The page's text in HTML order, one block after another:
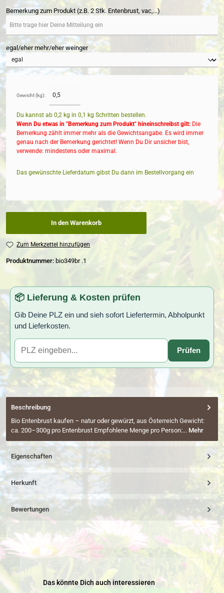
Bemerkung zum Produkt (z.B. 2 Stk. Entenbrust, vac,...)
egal/eher mehr/eher weinger
Gewicht (kg):
Du kannst ab 0,2 kg in 0,1 kg Schritten bestellen.
Wenn Du etwas in "Bemerkung zum Produkt" hineinschreibst gilt: Die
Bemerkung zählt immer mehr als die Gewichtsangabe. Es wird immer
genau nach der Bemerkung gerichtet! Wenn Du Dir unsicher bist,
verwende: mindestens oder maximal.
Das gewünschte Lieferdatum gibst Du dann im Bestellvorgang ein
In den Warenkorb
Zum Merkzettel hinzufügen
Produktnummer: bio349br .1
📦 Lieferung & Kosten prüfen
Gib Deine PLZ ein und sieh sofort Liefertermin, Abholpunkt
und Lieferkosten.
Prüfen
Beschreibung
Bio Entenbrust kaufen – natur oder gewürzt, aus Österreich Gewicht:
ca. 200–300g pro Entenbrust Empfohlene Menge pro Person:… Mehr
Eigenschaften
Herkunft
Bewertungen
Produktgalerie überspringen
Das könnte Dich auch interessieren